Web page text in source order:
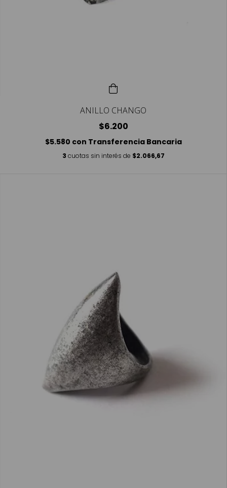
ANILLO CHANGO
$6.200
$5.580 con Transferencia Bancaria
3 cuotas sin interés de $2.066,67